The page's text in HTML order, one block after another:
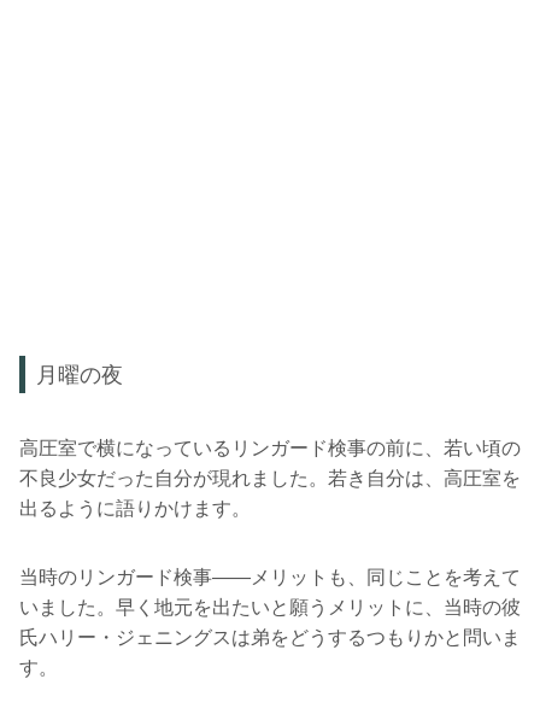
月曜の夜
高圧室で横になっているリンガード検事の前に、若い頃の
不良少女だった自分が現れました。若き自分は、高圧室を
出るように語りかけます。
当時のリンガード検事――メリットも、同じことを考えて
いました。早く地元を出たいと願うメリットに、当時の彼
氏ハリー・ジェニングスは弟をどうするつもりかと問いま
す。